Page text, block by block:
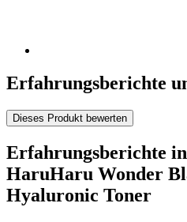
Erfahrungsberichte
Dieses Produkt bewerten
Erfahrungsberichte
HaruHaru Wonder
Hyaluronic Toner